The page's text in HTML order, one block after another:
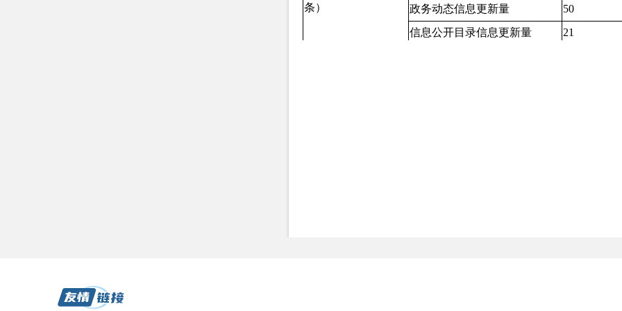
条）
政务动态信息更新量
50
信息公开目录信息更新量
21